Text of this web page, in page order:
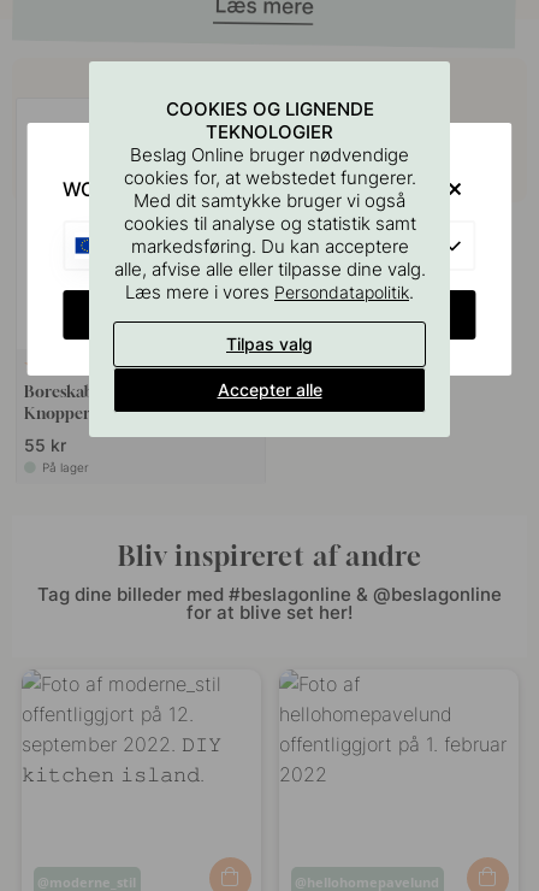
127
Boreskabelonen til Greb &
Knopper
55 kr
På lager
Bliv inspireret af andre
Tag dine billeder med #beslagonline & @beslagonline
for at blive set her!
Opslag
moderne_stil
Opslag
hellohomepavelund
COOKIES OG LIGNENDE
TEKNOLOGIER
Beslag Online bruger nødvendige
cookies for, at webstedet fungerer.
Med dit samtykke bruger vi også
cookies til analyse og statistik samt
markedsføring. Du kan acceptere
alle, afvise alle eller tilpasse dine valg.
Læs mere i vores Persondatapolitik.
Tilpas valg
Accepter alle
WOULD YOU RATHER VISIT?
EU